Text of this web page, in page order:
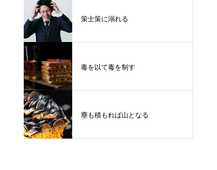
策士策に溺れる
毒を以て毒を制す
塵も積もれば山となる